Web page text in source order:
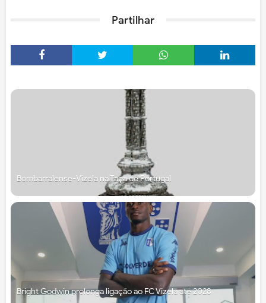
Partilhar
Bombarralense-Vizela na Taça de Portugal
Bright Godwin prolonga ligação ao FC Vizela até 2028